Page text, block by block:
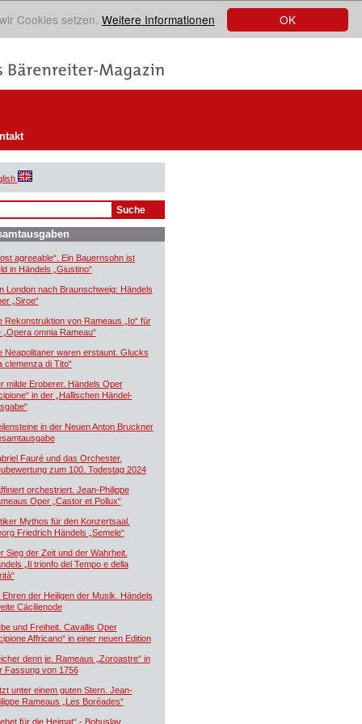
OK
Cookies setzen. Weitere Informationen
agreeable“. Ein Bauernsohn ist
in Händels „Giustino“
London nach Braunschweig: Händels
„Siroe“
Rekonstruktion von Rameaus „Io“ für
„Opera omnia Rameau“
Neapolitaner waren erstaunt. Glucks
clemenza di Tito“
milde Eroberer. Händels Oper
in der „Hallischen Händel-
in der Neuen Anton Bruckner
Fauré und das Orchester.
zum 100. Todestag 2024
orchestriert. Jean-Philippe
Oper „Castor et Pollux“
Mythos für den Konzertsaal.
Friedrich Händels „Semele“
Sieg der Zeit und der Wahrheit.
„Il trionfo del Tempo e della
Ehren der Heiligen der Musik. Händels
Cäcilienode
und Freiheit. Cavallis Oper
Affricano“ in einer neuen Edition
denn je. Rameaus „Zoroastre“ in
Fassung von 1756
unter einem guten Stern. Jean-
Rameaus „Les Boréades“
für die Heimat“ - Bohuslav